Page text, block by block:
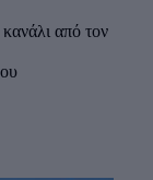
από τον